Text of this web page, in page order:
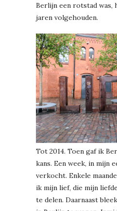
Berlijn een rotstad was,
jaren volgehouden.
Tot 2014. Toen gaf ik
kans. Een week, in mijn
verkocht. Enkele
ik mijn lief, die mijn
te delen. Daarnaast